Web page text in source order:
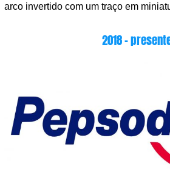
arco invertido com um traço em
2018 –